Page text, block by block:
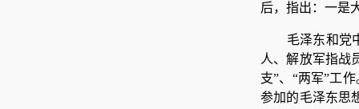
后，指出：一是
毛泽东和党
人、解放军指战
支”、“两军”工
参加的毛泽东思